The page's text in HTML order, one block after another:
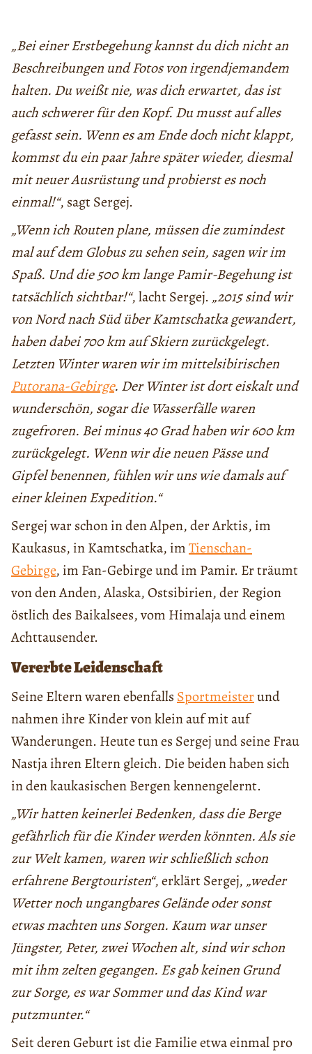
„Bei einer Erstbegehung kannst du dich nicht an
Beschreibungen und Fotos von irgendjemandem
halten. Du weißt nie, was dich erwartet, das ist
auch schwerer für den Kopf. Du musst auf alles
gefasst sein. Wenn es am Ende doch nicht klappt,
kommst du ein paar Jahre später wieder, diesmal
mit neuer Ausrüstung und probierst es noch
einmal!“, sagt Sergej.
„Wenn ich Routen plane, müssen die zumindest
mal auf dem Globus zu sehen sein, sagen wir im
Spaß. Und die 500 km lange Pamir-Begehung ist
tatsächlich sichtbar!“, lacht Sergej. „2015 sind wir
von Nord nach Süd über Kamtschatka gewandert,
haben dabei 700 km auf Skiern zurückgelegt.
Letzten Winter waren wir im mittelsibirischen
Putorana-Gebirge. Der Winter ist dort eiskalt und
wunderschön, sogar die Wasserfälle waren
zugefroren. Bei minus 40 Grad haben wir 600 km
zurückgelegt. Wenn wir die neuen Pässe und
Gipfel benennen, fühlen wir uns wie damals auf
einer kleinen Expedition.“
Sergej war schon in den Alpen, der Arktis, im
Kaukasus, in Kamtschatka, imTienschan-
Gebirge, im Fan-Gebirge und im Pamir. Er träumt
von den Anden, Alaska, Ostsibirien, der Region
östlich des Baikalsees, vom Himalaja und einem
Achttausender.
Vererbte Leidenschaft
Seine Eltern waren ebenfalls Sportmeisterund
nahmen ihre Kinder von klein auf mit auf
Wanderungen. Heute tun es Sergej und seine Frau
Nastja ihren Eltern gleich. Die beiden haben sich
in den kaukasischen Bergen kennengelernt.
„Wir hatten keinerlei Bedenken, dass die Berge
gefährlich für die Kinder werden könnten. Als sie
zur Welt kamen, waren wir schließlich schon
erfahrene Bergtouristen“, erklärt Sergej, „weder
Wetter noch ungangbares Gelände oder sonst
etwas machten uns Sorgen. Kaum war unser
Jüngster, Peter, zwei Wochen alt, sind wir schon
mit ihm zelten gegangen. Es gab keinen Grund
zur Sorge, es war Sommer und das Kind war
putzmunter.“
Seit deren Geburt ist die Familie etwa einmal pro